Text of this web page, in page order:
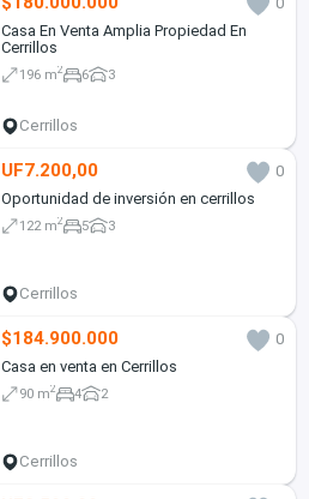
Casa En Venta Amplia Propiedad En
Cerrillos
196 m2 6 3
Cerrillos
UF7.200,00
0
Oportunidad de inversión en cerrillos
122 m2 5 3
Cerrillos
$184.900.000
0
Casa en venta en Cerrillos
90 m2 4 2
Cerrillos